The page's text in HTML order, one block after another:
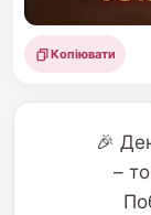
Поділитися
Копіювати
🎉
–